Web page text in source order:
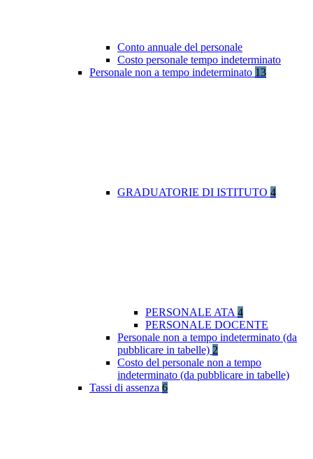
Conto annuale del personale
Costo personale tempo indeterminato
Personale non a tempo indeterminato 13
GRADUATORIE DI ISTITUTO 4
PERSONALE ATA 4
PERSONALE DOCENTE
Personale non a tempo indeterminato (da
pubblicare in tabelle) 2
Costo del personale non a tempo
indeterminato (da pubblicare in tabelle)
Tassi di assenza 6